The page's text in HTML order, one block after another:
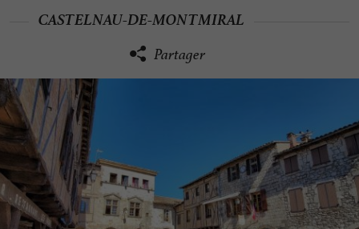
CASTELNAU-DE-MONTMIRAL
Partager